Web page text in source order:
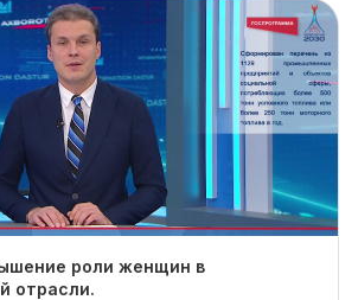
роли женщин в
отрасли.